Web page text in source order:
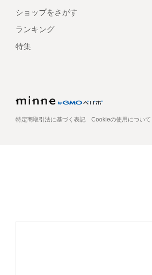
ショップをさがす
ランキング
特集
特定商取引法に基づく表記 Cookieの使用について